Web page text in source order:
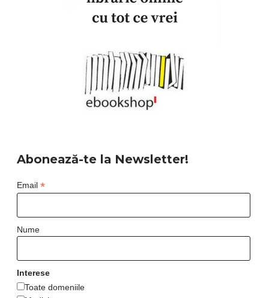
Abonează-te la Newsletter!
Email *
Nume
Interese
Toate domeniile